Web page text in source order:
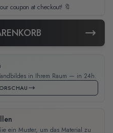
coupon at checkout! 🔖
in Ihrem Raum — in 24h.
ein Muster, um das Material zu